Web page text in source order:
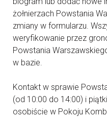
żołnierzach Powstania
zmiany w formularzu.
weryfikowanie przez
Powstania
w bazie.
Kontakt w sprawie
(od 10:00 do 14:00) i
osobiście w Pokoju